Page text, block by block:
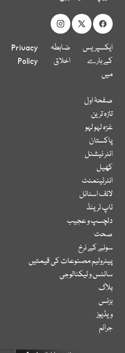
ایکسپریس
کے بارے
میں
ضابطہ
اخلاق
Privacy
Policy
صفحۂ اول
تازہ ترین
غزہ لہو لہو
پاکستان
انٹر نیشنل
کھیل
انٹرٹینمنٹ
لائف اسٹائل
ٹاپ ٹرینڈ
دلچسپ و عجیب
صحت
سونے کے نرخ
پیٹرولیم مصنوعات کی قیمتیں
سائنس و ٹیکنالوجی
بلاگ
بزنس
ویڈیوز
جرائم